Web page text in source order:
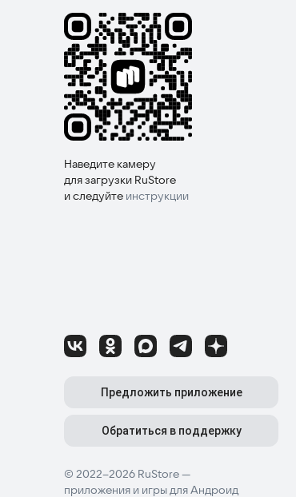
Наведите камеру
для загрузки RuStore
и следуйте инструкции
© 2022–2026 RuStore —
приложения и игры для Андроид
Предложить приложение
Обратиться в поддержку